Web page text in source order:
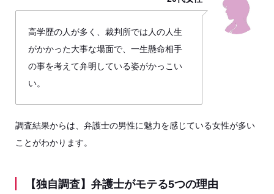
高学歴の人が多く、裁判所では人の人生
がかかった大事な場面で、一生懸命相手
の事を考えて弁明している姿がかっこい
い。
調査結果からは、弁護士の男性に魅力を感じている女性が多い
ことがわかります。
【独自調査】弁護士がモテる5つの理由